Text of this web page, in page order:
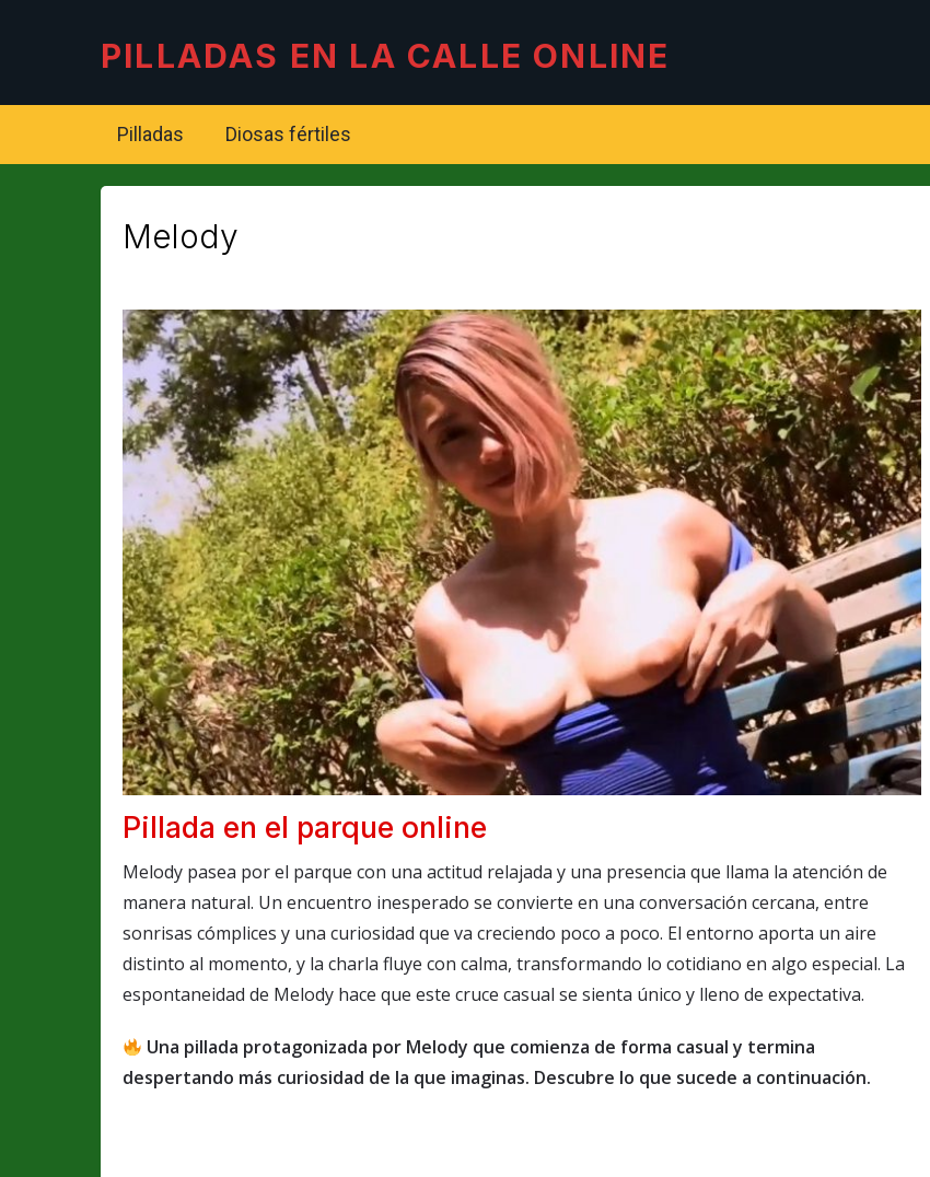
PILLADAS EN LA CALLE ONLINE
Pilladas Diosas fértiles
Melody
Pillada en el parque online
Melody pasea por el parque con una actitud relajada y una presencia que llama la atención de
manera natural. Un encuentro inesperado se convierte en una conversación cercana, entre
sonrisas cómplices y una curiosidad que va creciendo poco a poco. El entorno aporta un aire
distinto al momento, y la charla fluye con calma, transformando lo cotidiano en algo especial. La
espontaneidad de Melody hace que este cruce casual se sienta único y lleno de expectativa.
Una pillada protagonizada por Melody que comienza de forma casual y termina
despertando más curiosidad de la que imaginas. Descubre lo que sucede a continuación.